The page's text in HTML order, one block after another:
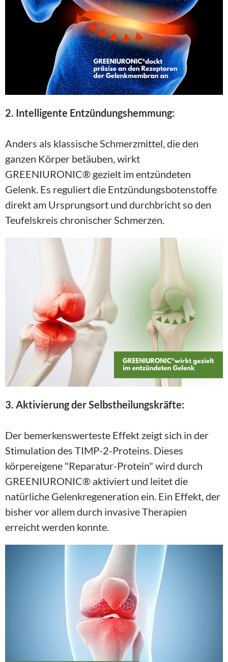
2. Intelligente Entzündungshemmung:
Anders als klassische Schmerzmittel, die den
ganzen Körper betäuben, wirkt
GREENIURONIC® gezielt im entzündeten
Gelenk. Es reguliert die Entzündungsbotenstoffe
direkt am Ursprungsort und durchbricht so den
Teufelskreis chronischer Schmerzen.
3. Aktivierung der Selbstheilungskräfte:
Der bemerkenswerteste Effekt zeigt sich in der
Stimulation des TIMP-2-Proteins. Dieses
körpereigene "Reparatur-Protein" wird durch
GREENIURONIC® aktiviert und leitet die
natürliche Gelenkregeneration ein. Ein Effekt, der
bisher vor allem durch invasive Therapien
erreicht werden konnte.